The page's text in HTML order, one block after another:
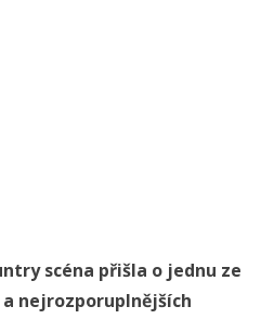
scéna přišla o jednu ze
nejrozporuplnějších